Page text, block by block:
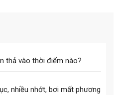
thả vào thời điểm nào?
nhiều nhớt, bơi mất phương